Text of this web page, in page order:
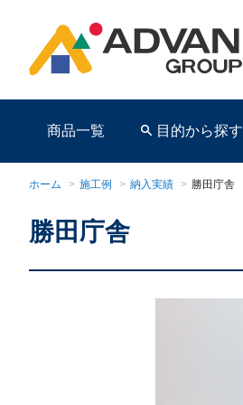
商品一覧 目的から探す
ホーム > 施工例 > 納入実績 > 勝田庁舎
勝田庁舎